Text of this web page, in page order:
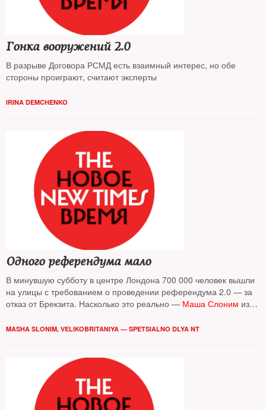
Гонка вооружений 2.0
В разрыве Договора РСМД есть взаимный интерес, но обе
стороны проиграют, считают эксперты
IRINA DEMCHENKO
Одного референдума мало
В минувшую субботу в центре Лондона 700 000 человек вышли
на улицы с требованием о проведении референдума 2.0 — за
отказ от Брекзита. Насколько это реально — Маша Слоним из
MASHA SLONIM, VELIKOBRITANIYA — SPETSIALNO DLYA NT